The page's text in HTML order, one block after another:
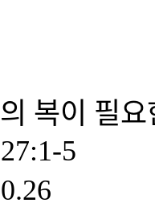
복이
5